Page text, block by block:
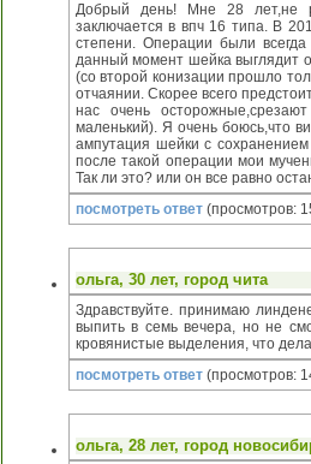
Добрый день! Мне 28 лет,не
заключается в впч 16 типа. В
степени. Операции были
данный момент шейка выглядит
(со второй конизации прошло
отчаянии. Скорее всего
нас очень
маленький). Я очень боюсь,что
ампутация шейки с
после такой операции мои
Так ли это? или он все равно
посмотреть ответ (просмотров:
ольга, 30 лет, город чита
Здравствуйте. принимаю
выпить в семь вечера, но не
кровянистые выделения, что
посмотреть ответ (просмотров:
ольга, 28 лет, город